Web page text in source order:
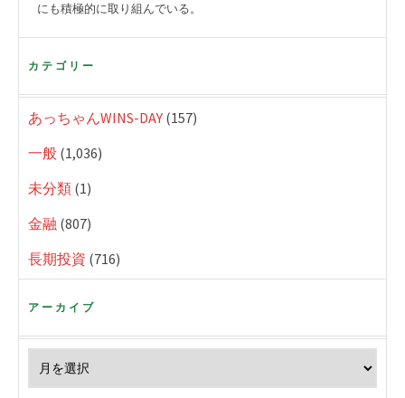
にも積極的に取り組んでいる。
カテゴリー
あっちゃんWINS-DAY (157)
一般 (1,036)
未分類 (1)
金融 (807)
長期投資 (716)
アーカイブ